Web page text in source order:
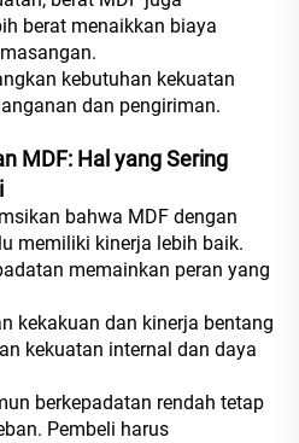
berat menaikkan biaya
kebutuhan kekuatan
dan pengiriman.
MDF: Hal yang Sering
bahwa MDF dengan
memiliki kinerja lebih baik.
memainkan peran yang
kekakuan dan kinerja bentang
kekuatan internal dan daya
berkepadatan rendah tetap
Pembeli harus